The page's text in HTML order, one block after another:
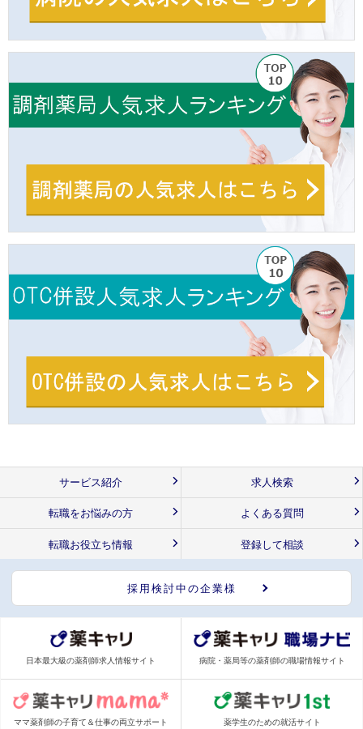
サービス紹介 求人検索
転職をお悩みの方 よくある質問
転職お役立ち情報 登録して相談
採用検討中の企業様
日本最大級の薬剤師求人情報サイト 病院・薬局等の薬剤師の職場情報サイト
ママ薬剤師の子育て＆仕事の両立サポート
薬学生のための就活サイト